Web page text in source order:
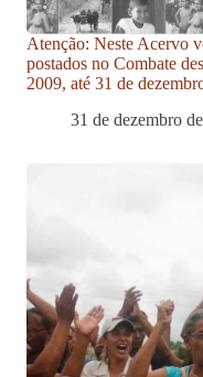
Atenção: Neste Acervo
postados no Combate
2009, até 31 de
31 de dezembro